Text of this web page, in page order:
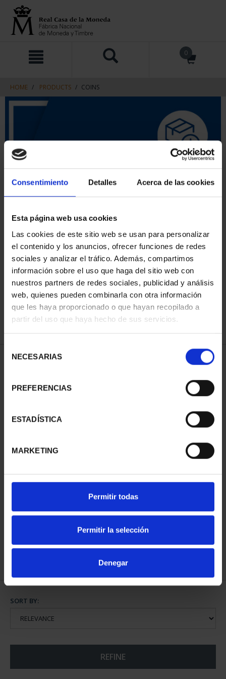
Consentimiento Detalles Acerca de las cookies
Esta página web usa cookies
Las cookies de este sitio web se usan para personalizar
el contenido y los anuncios, ofrecer funciones de redes
sociales y analizar el tráfico. Además, compartimos
información sobre el uso que haga del sitio web con
nuestros partners de redes sociales, publicidad y análisis
web, quienes pueden combinarla con otra información
que les haya proporcionado o que hayan recopilado a
partir del uso que haya hecho de sus servicios.
NECESARIAS
PREFERENCIAS
ESTADÍSTICA
MARKETING
Permitir todas
Permitir la selección
Denegar
navigation
0
HOME PRODUCTS COINS
SORT BY:
REFINE
1 Products found
SILVER COIN 2026 AIR &
€60.00
SORT BY:
REFINE